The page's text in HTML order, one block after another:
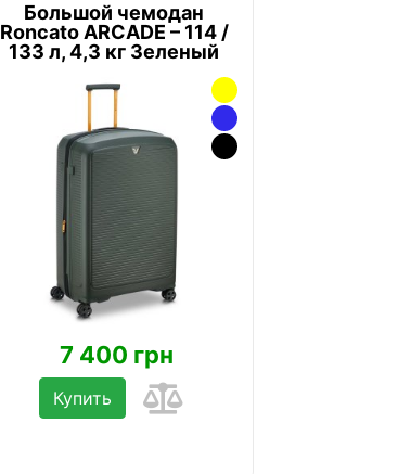
Большой чемодан
Roncato ARCADE – 114 /
133 л, 4,3 кг Зеленый
7 400 грн
Купить